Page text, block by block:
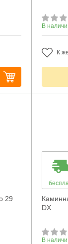
В
К
29
DX
В